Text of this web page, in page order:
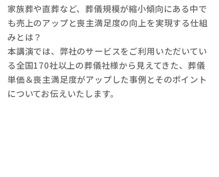
家族葬や直葬など、葬儀規模が縮小傾向にある中で
も売上のアップと喪主満足度の向上を実現する仕組
みとは？
本講演では、弊社のサービスをご利用いただいてい
る全国170社以上の葬儀社様から見えてきた、葬儀
単価＆喪主満足度がアップした事例とそのポイント
についてお伝えいたします。